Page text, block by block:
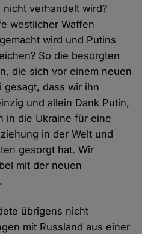
verhandelt wird?
westlicher Waffen
wird und Putins
So die besorgten
die sich vor einem neuen
gesagt, dass wir ihn
und allein Dank Putin,
in die Ukraine für eine
in der Welt und
gesorgt hat. Wir
mit der neuen
übrigens nicht
mit Russland aus einer